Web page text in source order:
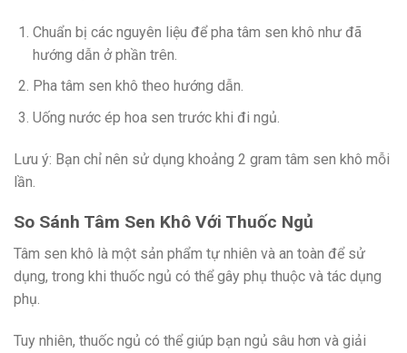
Chuẩn bị các nguyên liệu để pha tâm sen khô như đã
hướng dẫn ở phần trên.
Pha tâm sen khô theo hướng dẫn.
Uống nước ép hoa sen trước khi đi ngủ.
Lưu ý: Bạn chỉ nên sử dụng khoảng 2 gram tâm sen khô mỗi
lần.
So Sánh Tâm Sen Khô Với Thuốc Ngủ
Tâm sen khô là một sản phẩm tự nhiên và an toàn để sử
dụng, trong khi thuốc ngủ có thể gây phụ thuộc và tác dụng
phụ.
Tuy nhiên, thuốc ngủ có thể giúp bạn ngủ sâu hơn và giải